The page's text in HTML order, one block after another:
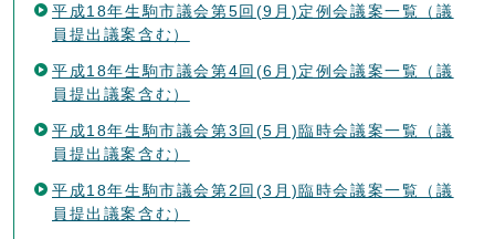
平成18年生駒市議会第5回(9月)定例会議案一覧（議
員提出議案含む）
平成18年生駒市議会第4回(6月)定例会議案一覧（議
員提出議案含む）
平成18年生駒市議会第3回(5月)臨時会議案一覧（議
員提出議案含む）
平成18年生駒市議会第2回(3月)臨時会議案一覧（議
員提出議案含む）